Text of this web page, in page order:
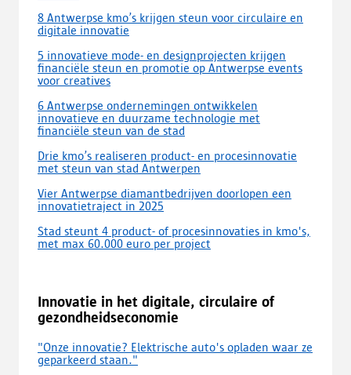
8 Antwerpse kmo’s krijgen steun voor circulaire en
digitale innovatie
5 innovatieve mode- en designprojecten krijgen
financiële steun en promotie op Antwerpse events
voor creatives
6 Antwerpse ondernemingen ontwikkelen
innovatieve en duurzame technologie met
financiële steun van de stad
Drie kmo’s realiseren product- en procesinnovatie
met steun van stad Antwerpen
Vier Antwerpse diamantbedrijven doorlopen een
innovatietraject in 2025
Stad steunt 4 product- of procesinnovaties in kmo's,
met max 60.000 euro per project
Innovatie in het digitale, circulaire of
gezondheidseconomie
"Onze innovatie? Elektrische auto's opladen waar ze
geparkeerd staan."